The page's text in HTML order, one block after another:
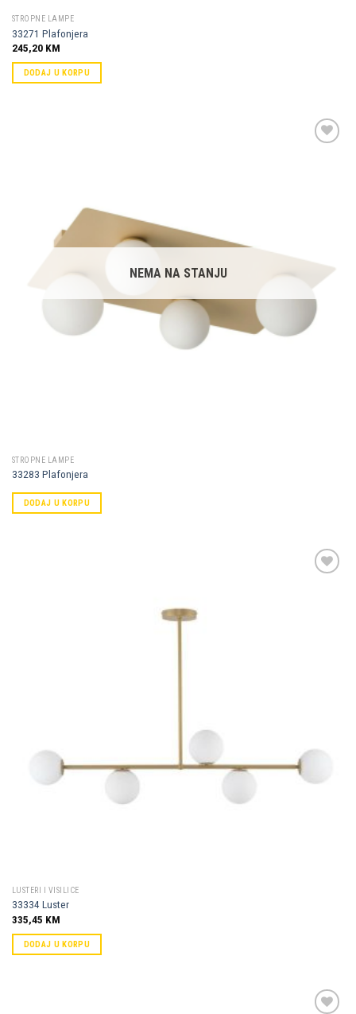
STROPNE LAMPE
33271 Plafonjera
245,20 KM
DODAJ U KORPU
NEMA NA STANJU
STROPNE LAMPE
33283 Plafonjera
DODAJ U KORPU
LUSTERI I VISILICE
33334 Luster
335,45 KM
DODAJ U KORPU